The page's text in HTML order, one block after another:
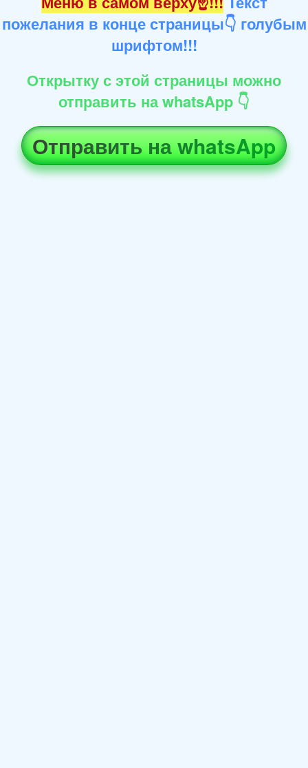
пожелания в конце страницы👇 голубым
шрифтом!!!
Открытку с этой страницы можно
отправить на whatsApp 👇
Отправить на whatsApp